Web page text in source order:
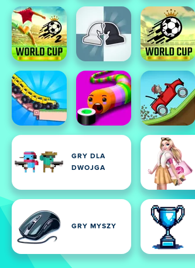
GRY DLA
DWOJGA
GRY MYSZY